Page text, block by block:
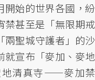
開始的世界各國，紛
禁甚至是「無限期戒
兩聖城守護者」的沙
就宣布「麥加、麥地
地清真寺——麥加禁